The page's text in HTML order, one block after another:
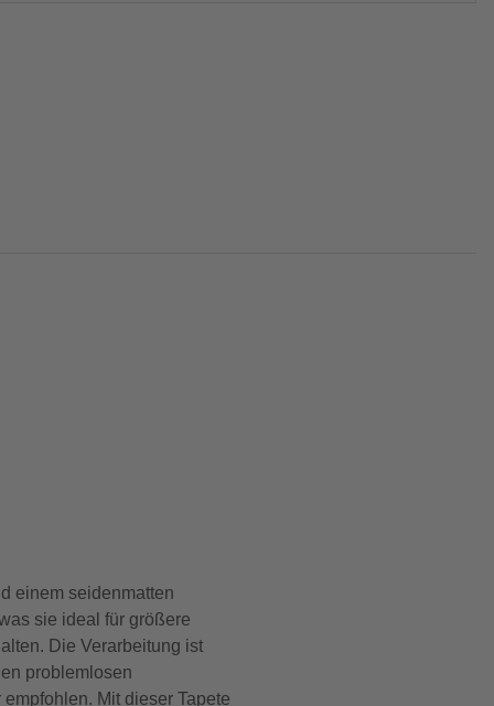
einem seidenmatten
sie ideal für größere
Die Verarbeitung ist
problemlosen
Mit dieser Tapete